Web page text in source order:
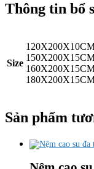
Thông tin bổ
Size
Sản phẩm